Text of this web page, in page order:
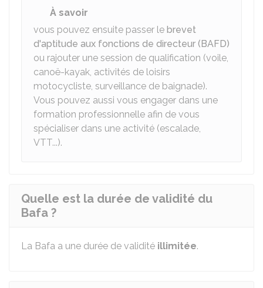
À savoir
vous pouvez ensuite passer le brevet
d'aptitude aux fonctions de directeur (BAFD)
ou rajouter une session de qualification (voile,
canoë-kayak, activités de loisirs
motocycliste, surveillance de baignade).
Vous pouvez aussi vous engager dans une
formation professionnelle afin de vous
spécialiser dans une activité (escalade,
VTT...).
Quelle est la durée de validité du
Bafa ?
La Bafa a une durée de validité illimitée.